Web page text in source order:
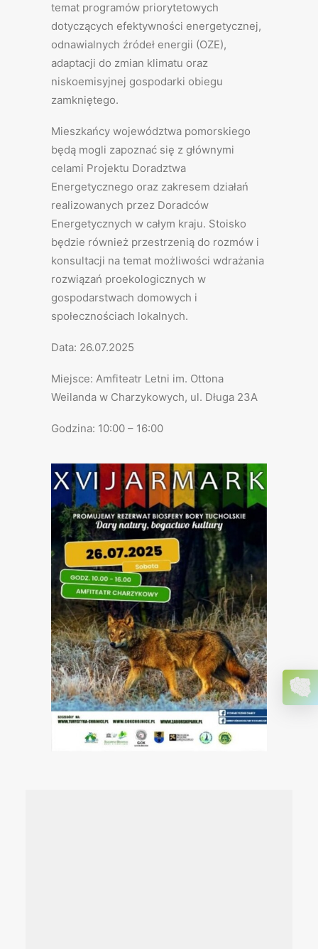
temat programów priorytetowych
dotyczących efektywności energetycznej,
odnawialnych źródeł energii (OZE),
adaptacji do zmian klimatu oraz
niskoemisyjnej gospodarki obiegu
zamkniętego.
Mieszkańcy województwa pomorskiego
będą mogli zapoznać się z głównymi
celami Projektu Doradztwa
Energetycznego oraz zakresem działań
realizowanych przez Doradców
Energetycznych w całym kraju. Stoisko
będzie również przestrzenią do rozmów i
konsultacji na temat możliwości wdrażania
rozwiązań proekologicznych w
gospodarstwach domowych i
społecznościach lokalnych.
Data: 26.07.2025
Miejsce: Amfiteatr Letni im. Ottona
Weilanda w Charzykowych, ul. Długa 23A
Godzina: 10:00 – 16:00